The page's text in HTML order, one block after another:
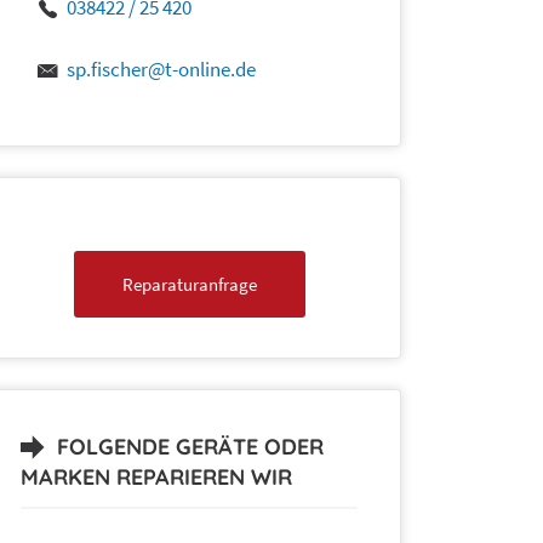
038422 / 25 420
sp.fischer@t-online.de
Reparaturanfrage
FOLGENDE GERÄTE ODER
MARKEN REPARIEREN WIR